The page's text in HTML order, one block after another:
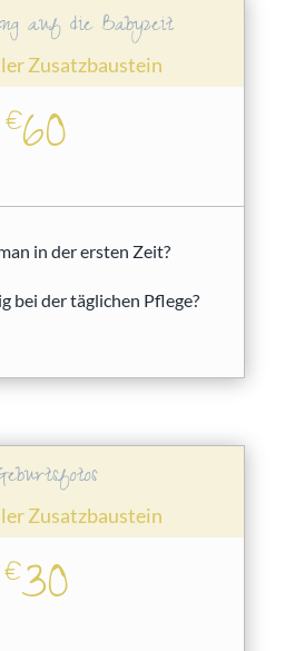
auf die Babyzeit
Zusatzbaustein
€60
in der ersten Zeit?
bei der täglichen Pflege?
Zusatzbaustein
€30